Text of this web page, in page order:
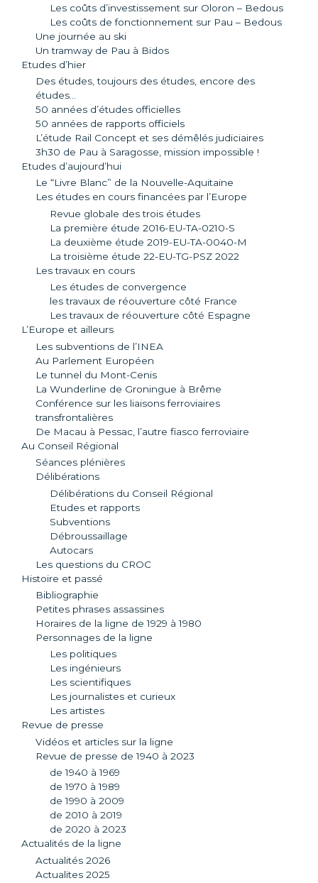
Les coûts d’investissement sur Oloron – Bedous
Les coûts de fonctionnement sur Pau – Bedous
Une journée au ski
Un tramway de Pau à Bidos
Etudes d’hier
Des études, toujours des études, encore des
études…
50 années d’études officielles
50 années de rapports officiels
L’étude Rail Concept et ses démêlés judiciaires
3h30 de Pau à Saragosse, mission impossible !
Etudes d’aujourd’hui
Le “Livre Blanc” de la Nouvelle-Aquitaine
Les études en cours financées par l’Europe
Revue globale des trois études
La première étude 2016-EU-TA-0210-S
La deuxième étude 2019-EU-TA-0040-M
La troisième étude 22-EU-TG-PSZ 2022
Les travaux en cours
Les études de convergence
les travaux de réouverture côté France
Les travaux de réouverture côté Espagne
L’Europe et ailleurs
Les subventions de l’INEA
Au Parlement Européen
Le tunnel du Mont-Cenis
La Wunderline de Groningue à Brême
Conférence sur les liaisons ferroviaires
transfrontalières
De Macau à Pessac, l’autre fiasco ferroviaire
Au Conseil Régional
Séances plénières
Délibérations
Délibérations du Conseil Régional
Etudes et rapports
Subventions
Débroussaillage
Autocars
Les questions du CROC
Histoire et passé
Bibliographie
Petites phrases assassines
Horaires de la ligne de 1929 à 1980
Personnages de la ligne
Les politiques
Les ingénieurs
Les scientifiques
Les journalistes et curieux
Les artistes
Revue de presse
Vidéos et articles sur la ligne
Revue de presse de 1940 à 2023
de 1940 à 1969
de 1970 à 1989
de 1990 à 2009
de 2010 à 2019
de 2020 à 2023
Actualités de la ligne
Actualités 2026
Actualites 2025